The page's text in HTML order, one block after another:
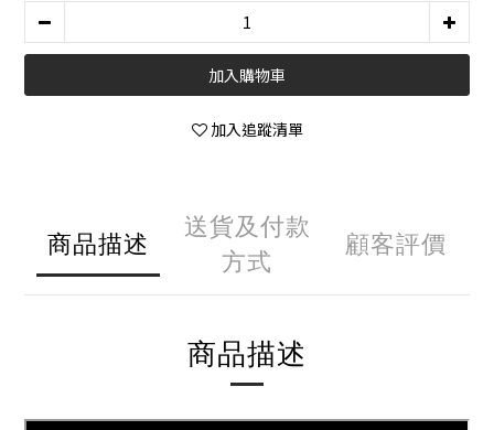
加入購物車
加入追蹤清單
商品描述
送貨及付款
方式
顧客評價
商品描述